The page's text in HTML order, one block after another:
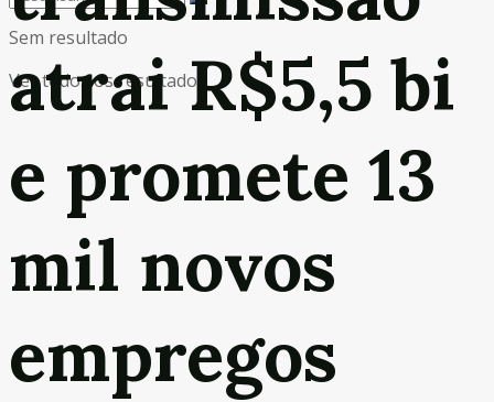
Sem resultado
Ver todos os resultados
atrai R$5,5 bi
e promete 13
mil novos
empregos